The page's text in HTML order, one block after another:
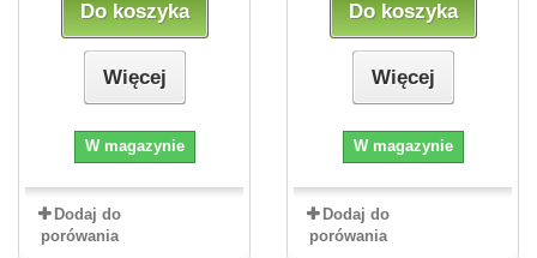
Do koszyka
Więcej
W magazynie
Dodaj do
porówania
Do koszyka
Więcej
W magazynie
Dodaj do
porówania